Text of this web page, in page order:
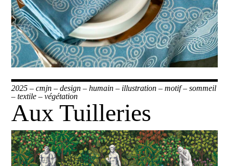
2025 –cmjn –design –humain – illustration –motif–sommeil
–textile –végétation
Aux Tuilleries